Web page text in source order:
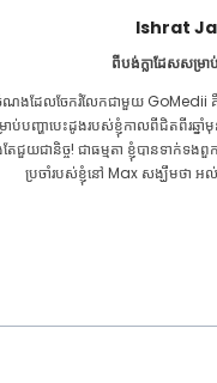
Ishrat
ពីបង់ក្លាដែសសម្រ
ងដែលចែករំលែកជាមួយ GoMedii
ាប់បញ្ហាបេះដូងរបស់ខ្ញុំកាលពីជិតពីរឆ្ន
ែជួយជានិច្ច! ជាធម្មតា ខ្ញុំបានទាក់ទងពួក
ប្រចាំរបស់ខ្ញុំនៅ Max សង្ឃឹមថា អល់